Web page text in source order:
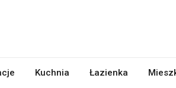
Kuchnia Łazienka